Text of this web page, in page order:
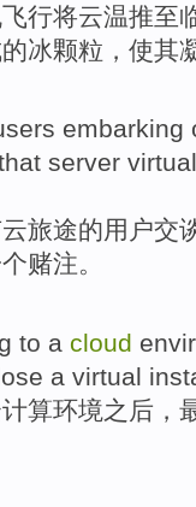
行将云温推至
冰颗粒 ，使其
embarking
server
云旅途的用户交
赌注。
to a cloud
a virtual
算环境之后，